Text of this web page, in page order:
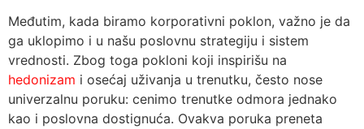
Međutim, kada biramo korporativni poklon, važno je da
ga uklopimo i u našu poslovnu strategiju i sistem
vrednosti. Zbog toga pokloni koji inspirišu na
hedonizam i osećaj uživanja u trenutku, često nose
univerzalnu poruku: cenimo trenutke odmora jednako
kao i poslovna dostignuća. Ovakva poruka preneta